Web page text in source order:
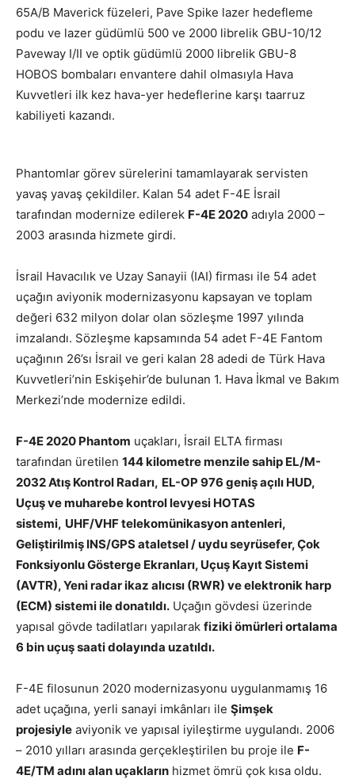
65A/B Maverick füzeleri, Pave Spike lazer hedefleme
podu ve lazer güdümlü 500 ve 2000 librelik GBU-10/12
Paveway I/II ve optik güdümlü 2000 librelik GBU-8
HOBOS bombaları envantere dahil olmasıyla Hava
Kuvvetleri ilk kez hava-yer hedeflerine karşı taarruz
kabiliyeti kazandı.
Phantomlar görev sürelerini tamamlayarak servisten
yavaş yavaş çekildiler. Kalan 54 adet F-4E İsrail
tarafından modernize edilerek F-4E 2020 adıyla 2000 –
2003 arasında hizmete girdi.
İsrail Havacılık ve Uzay Sanayii (IAI) firması ile 54 adet
uçağın aviyonik modernizasyonu kapsayan ve toplam
değeri 632 milyon dolar olan sözleşme 1997 yılında
imzalandı. Sözleşme kapsamında 54 adet F-4E Fantom
uçağının 26’sı İsrail ve geri kalan 28 adedi de Türk Hava
Kuvvetleri’nin Eskişehir’de bulunan 1. Hava İkmal ve Bakım
Merkezi’nde modernize edildi.
F-4E 2020 Phantom uçakları, İsrail ELTA firması
tarafından üretilen 144 kilometre menzile sahip EL/M-
2032 Atış Kontrol Radarı, EL-OP 976 geniş açılı HUD,
Uçuş ve muharebe kontrol levyesi HOTAS
sistemi, UHF/VHF telekomünikasyon antenleri,
Geliştirilmiş INS/GPS ataletsel / uydu seyrüsefer, Çok
Fonksiyonlu Gösterge Ekranları, Uçuş Kayıt Sistemi
(AVTR), Yeni radar ikaz alıcısı (RWR) ve elektronik harp
(ECM) sistemi ile donatıldı. Uçağın gövdesi üzerinde
yapısal gövde tadilatları yapılarak fiziki ömürleri ortalama
6 bin uçuş saati dolayında uzatıldı.
F-4E filosunun 2020 modernizasyonu uygulanmamış 16
adet uçağına, yerli sanayi imkânları ile Şimşek
projesiyle aviyonik ve yapısal iyileştirme uygulandı. 2006
– 2010 yılları arasında gerçekleştirilen bu proje ile F-
4E/TM adını alan uçakların hizmet ömrü çok kısa oldu.